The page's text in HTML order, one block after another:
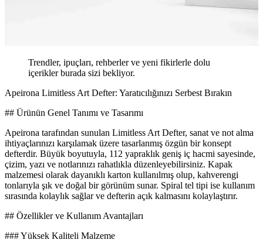
Trendler, ipuçları, rehberler ve yeni fikirlerle dolu
içerikler burada sizi bekliyor.
Apeirona Limitless Art Defter: Yaratıcılığınızı Serbest Bırakın
## Ürünün Genel Tanımı ve Tasarımı
Apeirona tarafından sunulan Limitless Art Defter, sanat ve not alma
ihtiyaçlarınızı karşılamak üzere tasarlanmış özgün bir konsept
defterdir. Büyük boyutuyla, 112 yapraklık geniş iç hacmi sayesinde,
çizim, yazı ve notlarınızı rahatlıkla düzenleyebilirsiniz. Kapak
malzemesi olarak dayanıklı karton kullanılmış olup, kahverengi
tonlarıyla şık ve doğal bir görünüm sunar. Spiral tel tipi ise kullanım
sırasında kolaylık sağlar ve defterin açık kalmasını kolaylaştırır.
## Özellikler ve Kullanım Avantajları
### Yüksek Kaliteli Malzeme